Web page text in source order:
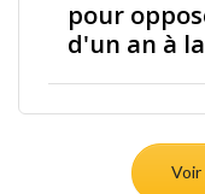
pour
d'un an à
Voir